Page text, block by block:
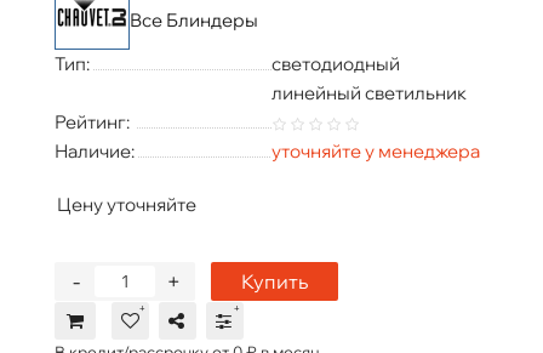
Все Блиндеры
Тип:
светодиодный
линейный светильник
Рейтинг:
Наличие:
уточняйте у менеджера
Цену уточняйте
+
- Купить